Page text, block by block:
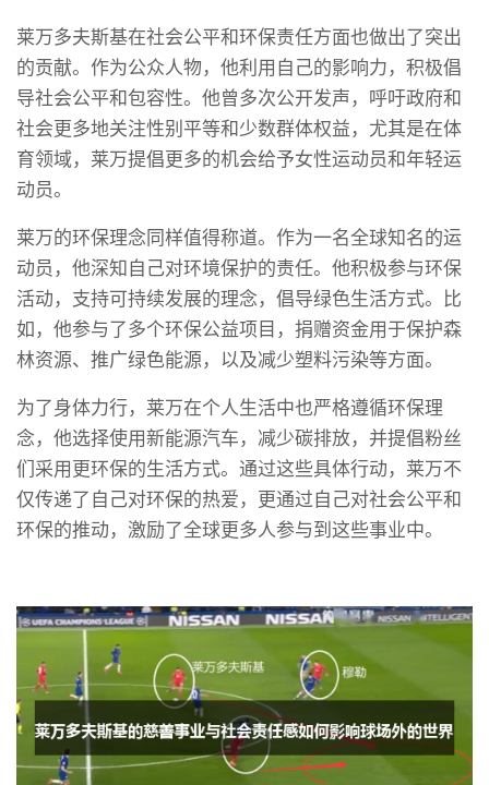
莱万多夫斯基在社会公平和环保责任方面也做出了突出
的贡献。作为公众人物，他利用自己的影响力，积极倡
导社会公平和包容性。他曾多次公开发声，呼吁政府和
社会更多地关注性别平等和少数群体权益，尤其是在体
育领域，莱万提倡更多的机会给予女性运动员和年轻运
动员。
莱万的环保理念同样值得称道。作为一名全球知名的运
动员，他深知自己对环境保护的责任。他积极参与环保
活动，支持可持续发展的理念，倡导绿色生活方式。比
如，他参与了多个环保公益项目，捐赠资金用于保护森
林资源、推广绿色能源，以及减少塑料污染等方面。
为了身体力行，莱万在个人生活中也严格遵循环保理
念，他选择使用新能源汽车，减少碳排放，并提倡粉丝
们采用更环保的生活方式。通过这些具体行动，莱万不
仅传递了自己对环保的热爱，更通过自己对社会公平和
环保的推动，激励了全球更多人参与到这些事业中。